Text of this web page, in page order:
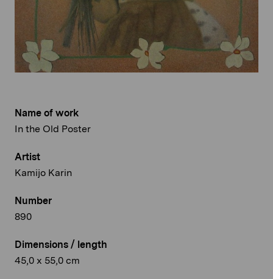
Name of work
In the Old Poster
Artist
Kamijo Karin
Number
890
Dimensions / length
45,0 x 55,0 cm